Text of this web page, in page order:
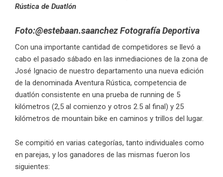
Rústica de Duatlón
Foto:@estebaan.saanchez Fotografía Deportiva
Con una importante cantidad de competidores se llevó a
cabo el pasado sábado en las inmediaciones de la zona de
José Ignacio de nuestro departamento una nueva edición
de la denominada Aventura Rústica, competencia de
duatlón consistente en una prueba de running de 5
kilómetros (2,5 al comienzo y otros 2.5 al final) y 25
kilómetros de mountain bike en caminos y trillos del lugar.
Se compitió en varias categorías, tanto individuales como
en parejas, y los ganadores de las mismas fueron los
siguientes: